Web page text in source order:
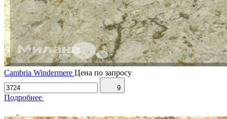
Cambria Windermere Цена по запросу
9
Подробнее